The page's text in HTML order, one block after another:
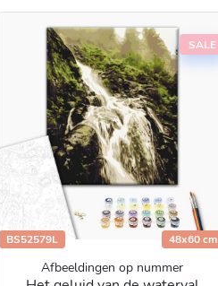
SALE
BS52579L 48x60 cm
Afbeeldingen op nummer